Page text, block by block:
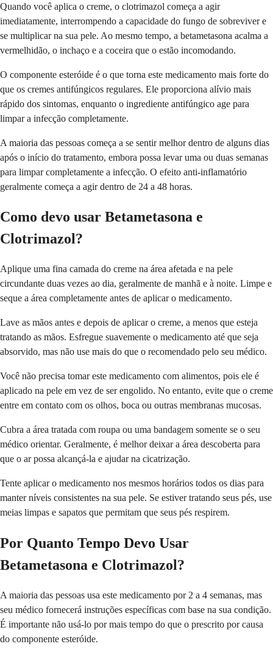
Quando você aplica o creme, o clotrimazol começa a agir
imediatamente, interrompendo a capacidade do fungo de sobreviver e
se multiplicar na sua pele. Ao mesmo tempo, a betametasona acalma a
vermelhidão, o inchaço e a coceira que o estão incomodando.
O componente esteróide é o que torna este medicamento mais forte do
que os cremes antifúngicos regulares. Ele proporciona alívio mais
rápido dos sintomas, enquanto o ingrediente antifúngico age para
limpar a infecção completamente.
A maioria das pessoas começa a se sentir melhor dentro de alguns dias
após o início do tratamento, embora possa levar uma ou duas semanas
para limpar completamente a infecção. O efeito anti-inflamatório
geralmente começa a agir dentro de 24 a 48 horas.
Como devo usar Betametasona e
Clotrimazol?
Aplique uma fina camada do creme na área afetada e na pele
circundante duas vezes ao dia, geralmente de manhã e à noite. Limpe e
seque a área completamente antes de aplicar o medicamento.
Lave as mãos antes e depois de aplicar o creme, a menos que esteja
tratando as mãos. Esfregue suavemente o medicamento até que seja
absorvido, mas não use mais do que o recomendado pelo seu médico.
Você não precisa tomar este medicamento com alimentos, pois ele é
aplicado na pele em vez de ser engolido. No entanto, evite que o creme
entre em contato com os olhos, boca ou outras membranas mucosas.
Cubra a área tratada com roupa ou uma bandagem somente se o seu
médico orientar. Geralmente, é melhor deixar a área descoberta para
que o ar possa alcançá-la e ajudar na cicatrização.
Tente aplicar o medicamento nos mesmos horários todos os dias para
manter níveis consistentes na sua pele. Se estiver tratando seus pés, use
meias limpas e sapatos que permitam que seus pés respirem.
Por Quanto Tempo Devo Usar
Betametasona e Clotrimazol?
A maioria das pessoas usa este medicamento por 2 a 4 semanas, mas
seu médico fornecerá instruções específicas com base na sua condição.
É importante não usá-lo por mais tempo do que o prescrito por causa
do componente esteróide.